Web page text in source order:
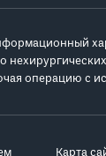
операцию с
Карта